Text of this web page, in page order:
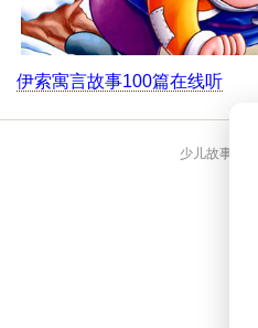
伊索寓言故事100篇在线听
少儿故事大全